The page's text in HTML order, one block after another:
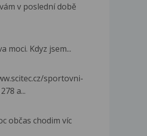
v poslední době
moci. Kdyz jsem...
sportovni-
a...
občas chodim víc